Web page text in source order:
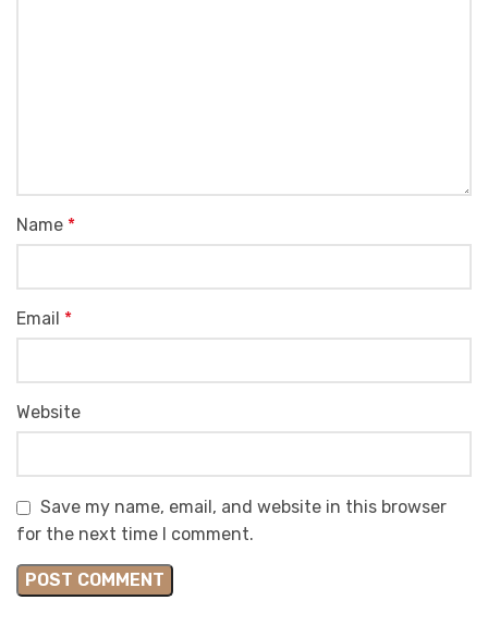
Name *
Email *
Website
Save my name, email, and website in this browser
for the next time I comment.